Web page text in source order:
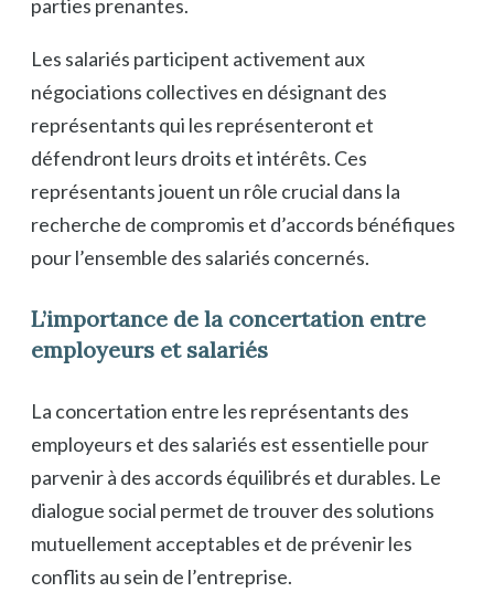
parties prenantes.
Les salariés participent activement aux
négociations collectives en désignant des
représentants qui les représenteront et
défendront leurs droits et intérêts. Ces
représentants jouent un rôle crucial dans la
recherche de compromis et d’accords bénéfiques
pour l’ensemble des salariés concernés.
L’importance de la concertation entre
employeurs et salariés
La concertation entre les représentants des
employeurs et des salariés est essentielle pour
parvenir à des accords équilibrés et durables. Le
dialogue social permet de trouver des solutions
mutuellement acceptables et de prévenir les
conflits au sein de l’entreprise.